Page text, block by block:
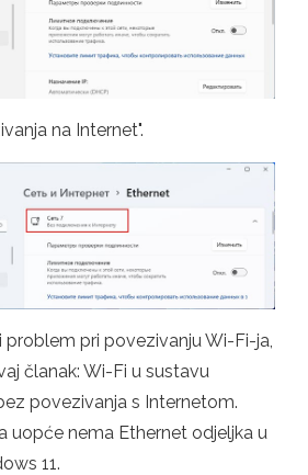
na Internet".
problem pri povezivanju Wi-Fi-ja,
članak: Wi-Fi u sustavu
povezivanja s Internetom.
uopće nema Ethernet odjeljka u
11.